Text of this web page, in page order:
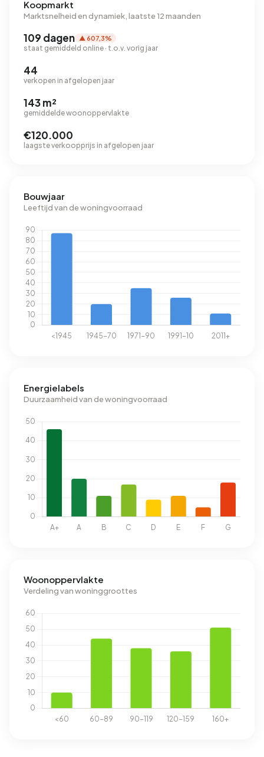
Koopmarkt
Marktsnelheid en dynamiek, laatste 12 maanden
109 dagen ▲ 607,3%
staat gemiddeld online · t.o.v. vorig jaar
44
verkopen in afgelopen jaar
143 m²
gemiddelde woonoppervlakte
€120.000
laagste verkoopprijs in afgelopen jaar
Bouwjaar
Leeftijd van de woningvoorraad
Energielabels
Duurzaamheid van de woningvoorraad
Woonoppervlakte
Verdeling van woninggroottes